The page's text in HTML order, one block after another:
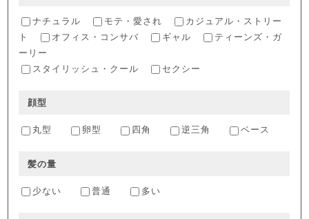
ナチュラル モテ・愛され
カジュアル・ストリー
ト
オフィス・コンサバ ギャル
ティーンズ・ガ
ーリー
スタイリッシュ・クール
セクシー
顔型
丸型 卵型 四角 逆三角 ベース
髪の量
少ない 普通 多い